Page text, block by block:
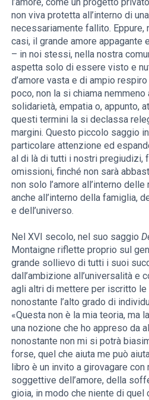
l’amore, come un progetto
non viva protetta all’interno di
necessariamente fallito. Eppure,
casi, il grande amore appagante
– in noi stessi, nella nostra
aspetta solo di essere visto e
d’amore vasta e di ampio
poco, non la si chiama
solidarietà, empatia o, appunto,
questi termini la si declassa
margini. Questo piccolo saggio
particolare attenzione ed
al di là di tutti i nostri pregiudizi,
omissioni, finché non sarà
non solo l’amore all’interno
anche all’interno della famiglia,
e dell’universo.
Nel XVI secolo, nel suo saggio
Montaigne riflette proprio sul
grande sollievo di tutti i suoi
dall’ambizione all’universalità e
agli altri di mettere per iscritto
nonostante l’alto grado di
«Questa non è la mia teoria, ma
una nozione che ho appreso da
nonostante non mi si potrà
forse, quel che aiuta me può
libro è un invito a girovagare
soggettive dell’amore, della
gioia, in modo che niente di quel